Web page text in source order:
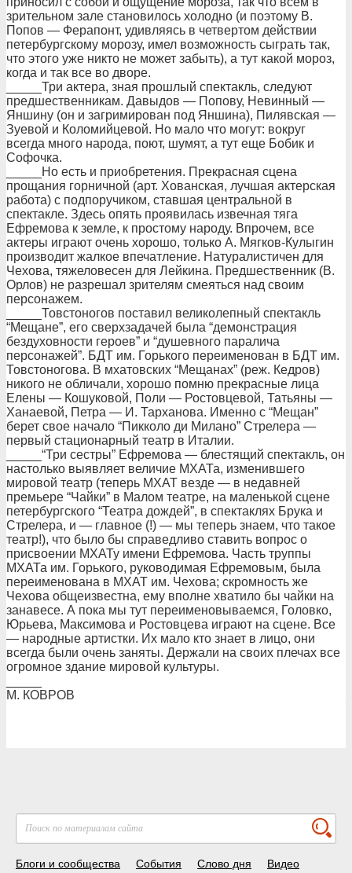
зрительном зале становилось холодно (и поэтому В.
Попов — Ферапонт, удивляясь в четвертом действии
петербургскому морозу, имел возможность сыграть так,
что этого уже никто не может забыть), а тут какой мороз,
когда и так все во дворе.
_____Три актера, зная прошлый спектакль, следуют
предшественникам. Давыдов — Попову, Невинный —
Яншину (он и загримирован под Яншина), Пилявская —
Зуевой и Коломийцевой. Но мало что могут: вокруг
всегда много народа, поют, шумят, а тут еще Бобик и
Софочка.
_____Но есть и приобретения. Прекрасная сцена
прощания горничной (арт. Хованская, лучшая актерская
работа) с подпоручиком, ставшая центральной в
спектакле. Здесь опять проявилась извечная тяга
Ефремова к земле, к простому народу. Впрочем, все
актеры играют очень хорошо, только А. Мягков-Кулыгин
производит жалкое впечатление. Натуралистичен для
Чехова, тяжеловесен для Лейкина. Предшественник (В.
Орлов) не разрешал зрителям смеяться над своим
персонажем.
_____Товстоногов поставил великолепный спектакль
“Мещане”, его сверхзадачей была “демонстрация
бездуховности героев” и “душевного паралича
персонажей”. БДТ им. Горького переименован в БДТ им.
Товстоногова. В мхатовских “Мещанах” (реж. Кедров)
никого не обличали, хорошо помню прекрасные лица
Елены — Кошуковой, Поли — Ростовцевой, Татьяны —
Ханаевой, Петра — И. Тарханова. Именно с “Мещан”
берет свое начало “Пикколо ди Милано” Стрелера —
первый стационарный театр в Италии.
_____“Три сестры” Ефремова — блестящий спектакль, он
настолько выявляет величие МХАТа, изменившего
мировой театр (теперь МХАТ везде — в недавней
премьере “Чайки” в Малом театре, на маленькой сцене
петербургского “Театра дождей”, в спектаклях Брука и
Стрелера, и — главное (!) — мы теперь знаем, что такое
театр!), что было бы справедливо ставить вопрос о
присвоении МХАТу имени Ефремова. Часть труппы
МХАТа им. Горького, руководимая Ефремовым, была
переименована в МХАТ им. Чехова; скромность же
Чехова общеизвестна, ему вполне хватило бы чайки на
занавесе. А пока мы тут переименовываемся, Головко,
Юрьева, Максимова и Ростовцева играют на сцене. Все
— народные артистки. Их мало кто знает в лицо, они
всегда были очень заняты. Держали на своих плечах все
огромное здание мировой культуры.
М. КОВРОВ
Блоги и сообщества События Слово дня Видео